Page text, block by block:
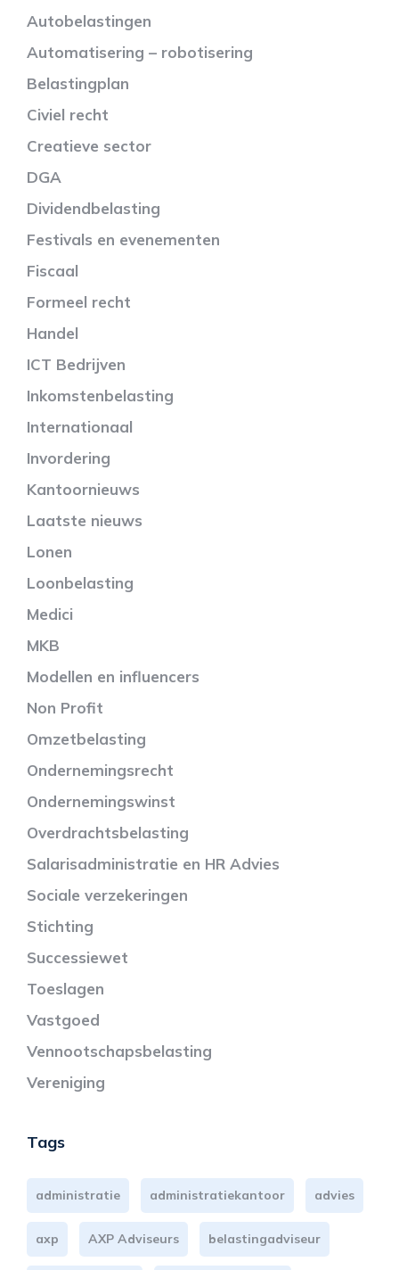
Autobelastingen
Automatisering – robotisering
Belastingplan
Civiel recht
Creatieve sector
DGA
Dividendbelasting
Festivals en evenementen
Fiscaal
Formeel recht
Handel
ICT Bedrijven
Inkomstenbelasting
Internationaal
Invordering
Kantoornieuws
Laatste nieuws
Lonen
Loonbelasting
Medici
MKB
Modellen en influencers
Non Profit
Omzetbelasting
Ondernemingsrecht
Ondernemingswinst
Overdrachtsbelasting
Salarisadministratie en HR Advies
Sociale verzekeringen
Stichting
Successiewet
Toeslagen
Vastgoed
Vennootschapsbelasting
Vereniging
Tags
administratie administratiekantoor advies
axp AXP Adviseurs belastingadviseur